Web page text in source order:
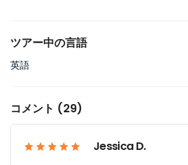
ツアー中の言語
英語
コメント (29)
Jessica D.